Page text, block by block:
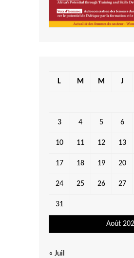
Août
L M M J
3 4 5 6
10 11 12 13
17 18 19 20
24 25 26 27
31
« Juil